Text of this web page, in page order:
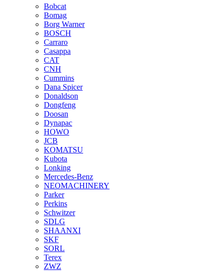
Bobcat
Bomag
Borg Warner
BOSCH
Carraro
Casappa
CAT
CNH
Cummins
Dana Spicer
Donaldson
Dongfeng
Doosan
Dynapac
HOWO
JCB
KOMATSU
Kubota
Lonking
Mercedes-Benz
NEOMACHINERY
Parker
Perkins
Schwitzer
SDLG
SHAANXI
SKF
SORL
Terex
ZWZ